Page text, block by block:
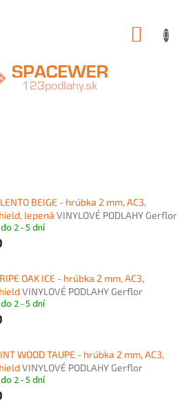
BEIGE - hrúbka 2 mm, AC3,
lepená VINYLOVÉ PODLAHY Gerflor
2 - 5 dní
OAK ICE - hrúbka 2 mm, AC3,
VINYLOVÉ PODLAHY Gerflor
2 - 5 dní
WOOD TAUPE - hrúbka 2 mm, AC3,
VINYLOVÉ PODLAHY Gerflor
2 - 5 dní